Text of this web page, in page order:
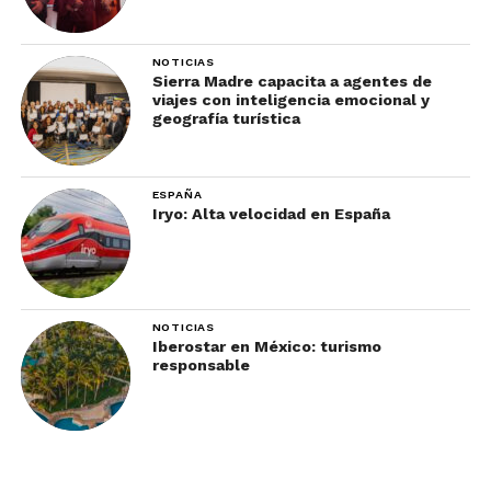
de Zacatecas.
Los originales sólo llevan frijolitos refritos y
papa en una tortilla de maíz. Pueden ser suaves
o dorados.
Y actualmente se les agregan otros ingredientes
como bistec, queso, cebolla o chiles toreados, al
gusto del comensal.
NOTICIAS
Sierra Madre capacita a agentes de
viajes con inteligencia emocional y
geografía turística
ESPAÑA
Iryo: Alta velocidad en España
NOTICIAS
Iberostar en México: turismo
responsable